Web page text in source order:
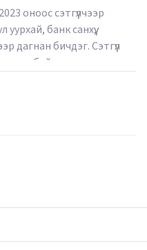
оноос сэтгүүлчээр
банк санхүү,
дагнан бичдэг. Сэтгүүл
байна.